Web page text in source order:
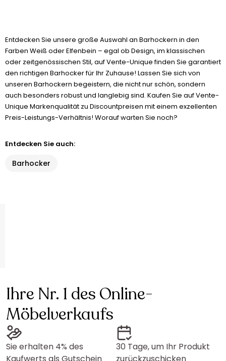
Entdecken Sie unsere große Auswahl an Barhockern in den
Farben Weiß oder Elfenbein – egal ob Design, im klassischen
oder zeitgenössischen Stil, auf Vente-Unique finden Sie garantiert
den richtigen Barhocker für Ihr Zuhause! Lassen Sie sich von
unseren Barhockern begeistern, die nicht nur schön, sondern
auch besonders robust und langlebig sind. Kaufen Sie auf Vente-
Unique Markenqualität zu Discountpreisen mit einem exzellenten
Preis-Leistungs-Verhältnis! Worauf warten Sie noch?
Entdecken Sie auch:
Barhocker
Ihre Nr. 1 des Online-
Möbelverkaufs
Sie erhalten 4% des
30 Tage, um Ihr Produkt